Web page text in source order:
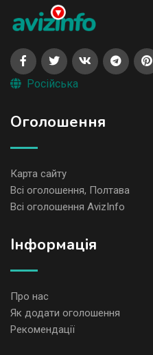
Російська
Оголошення
Карта сайту
Всі оголошення, Полтава
Всі оголошення AvizInfo
Iнформація
Про нас
Як додати оголошення
Рекомендації